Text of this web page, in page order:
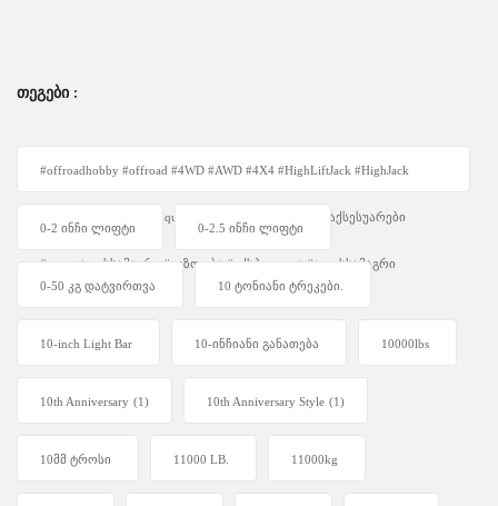
ᲗᲔᲒᲔᲑᲘ :
#offroadhobby #offroad #4WD #AWD #4X4 #HighLiftJack #HighJack
#4WDUnity #OffRoadEquipment #Overlanding #ავტოაქსესუარები
#ფოლადისსამაგრი #უგზოობა #ექსპედიცია #ჯეკისსამაგრი
0-2 ინჩი ლიფტი 0-2.5 ინჩი ლიფტი
0-50 კგ დატვირთვა 10 ტონიანი ტრეკები.
10-inch Light Bar 10-ინჩიანი განათება 10000lbs
10th Anniversary (1) 10th Anniversary Style (1)
10მმ ტროსი 11000 LB. 11000kg